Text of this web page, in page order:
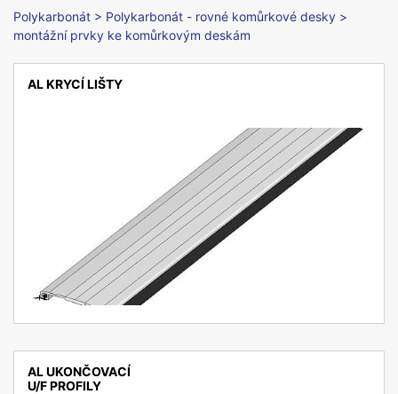
Polykarbonát > Polykarbonát - rovné komůrkové desky >
montážní prvky ke komůrkovým deskám
AL KRYCÍ LIŠTY
AL UKONČOVACÍ
U/F PROFILY